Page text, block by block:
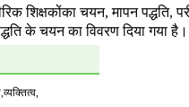
शिक्षकोंका चयन, मापन
के चयन का विवरण दिया गया है।